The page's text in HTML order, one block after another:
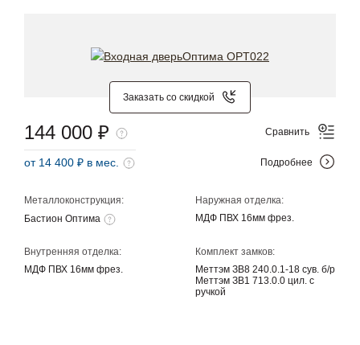
Заказать со скидкой
Металлоконструкция:
Бастион Оптима
Наружная отделка:
МДФ ПВХ 16мм фрез.
Внутренняя отделка:
МДФ ПВХ 16мм фрез.
Комплект замков:
Меттэм ЗВ8 240.0.1-18 сув. б/р
Меттэм ЗВ1 713.0.0 цил. с
ручкой
144 000 ₽
от 14 400 ₽ в мес.
Сравнить
Подробнее